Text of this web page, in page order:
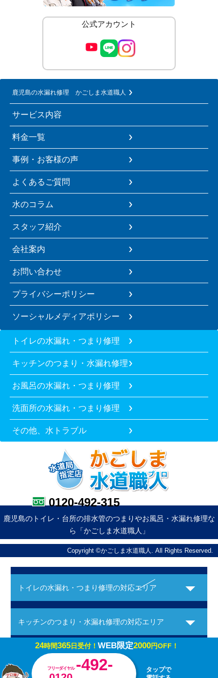
公式アカウント
鹿児島の水漏れ修理 かごしま水道職人
サービス内容
料金一覧
事例・お客様の声
よくあるご質問
水のコラム
スタッフ紹介
会社案内
お問い合わせ
プライバシーポリシー
ソーシャルメディアポリシー
トイレの水漏れ・つまり修理
キッチンのつまり・水漏れ修理
お風呂の水漏れ・つまり修理
洗面所の水漏れ・つまり修理
その他、水トラブル
0120-492-315
鹿児島のトイレ・台所の排水管のつまりやお風呂・水漏れ修理な
ら「かごしま水道職人」
Copyright ©かごしま水道職人. All Rights Reserved.
トイレの水漏れ・つまり修理の対応エリア
キッチンのつまり・水漏れ修理の対応エリア
お風呂の水漏れ・つまり修理の対応エリア
24時間365日受付！ WEB限定2000円OFF！
フリーダイヤル -492-
タップで